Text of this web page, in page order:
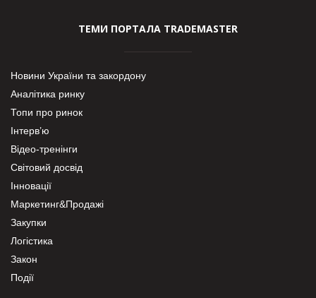
ТЕМИ ПОРТАЛА TRADEMASTER
Новини України та закордону
Аналітика ринку
Топи про ринок
Інтерв’ю
Відео-тренінги
Світовий досвід
Інновації
Маркетинг&Продажі
Закупки
Логістика
Закон
Події